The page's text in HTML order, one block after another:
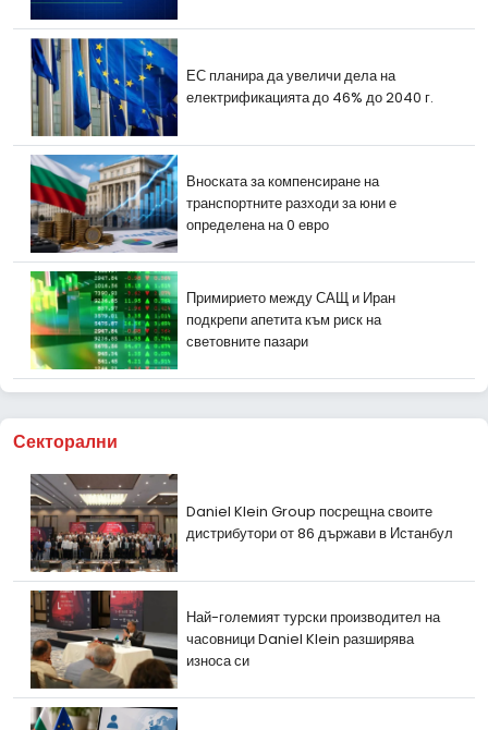
ЕС планира да увеличи дела на
електрификацията до 46% до 2040 г.
Вноската за компенсиране на
транспортните разходи за юни е
определена на 0 евро
Примирието между САЩ и Иран
подкрепи апетита към риск на
световните пазари
Секторални
Daniel Klein Group посрещна своите
дистрибутори от 86 държави в Истанбул
Най-големият турски производител на
часовници Daniel Klein разширява
износа си